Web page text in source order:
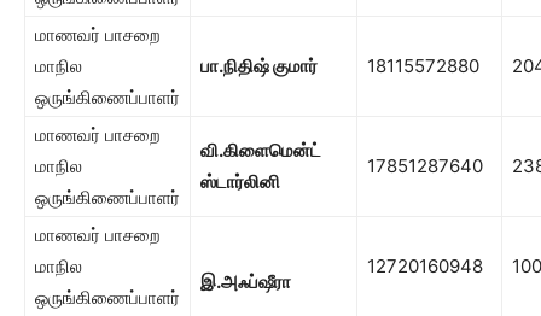
மாணவர் பாசறை
மாநில
ஒருங்கிணைப்பாளர்
பா.நிதிஷ் குமார் 18115572880
மாணவர் பாசறை
மாநில
ஒருங்கிணைப்பாளர்
வி.கிளைமென்ட்
ஸ்டார்லினி
17851287640
மாணவர் பாசறை
மாநில
ஒருங்கிணைப்பாளர்
இ.அஃப்ஷீரா
12720160948 100